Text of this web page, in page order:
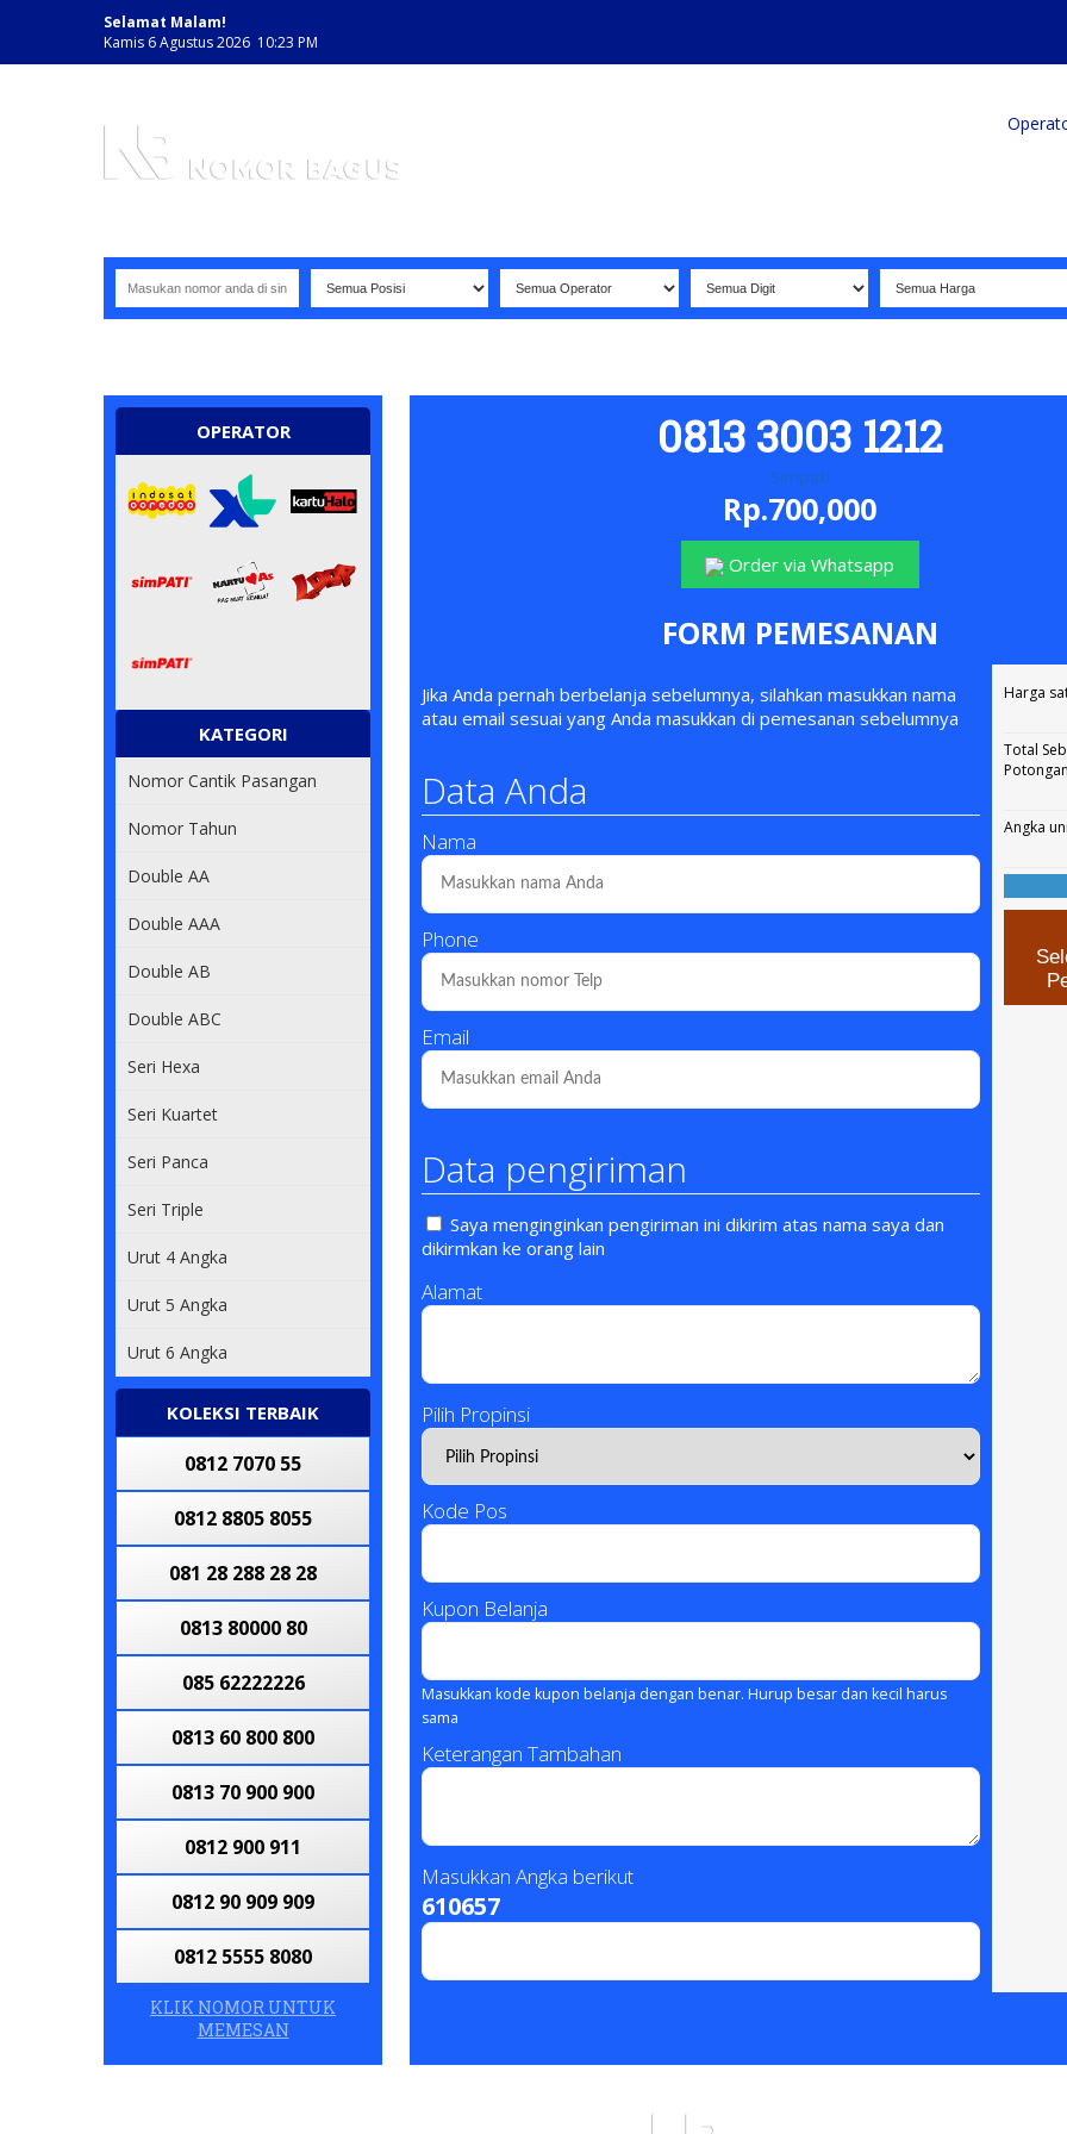
Selamat Malam!
Kamis 6 Agustus 2026 10:23 PM
OPERATOR
KATEGORI
Nomor Cantik Pasangan
Nomor Tahun
Double AA
Double AAA
Double AB
Double ABC
Seri Hexa
Seri Kuartet
Seri Panca
Seri Triple
Urut 4 Angka
Urut 5 Angka
Urut 6 Angka
KOLEKSI TERBAIK
0813 60 800 800
0813 70 900 900
0812 900 911
0812 90 909 909
082 280000028
085 60606 0000
0812 80 1168
0812 2882 2882
0812 7070 55
0812 8805 8055
081 28 288 28 28
0813 80000 80
085 62222226
0813 60 800 800
0813 70 900 900
0812 900 911
0812 90 909 909
0812 5555 8080
0813 8878 8878
082 280000028
KLIK NOMOR UNTUK
MEMESAN
0813 3003 1212
Simpati
Rp.700,000
Order via Whatsapp
FORM PEMESANAN
Jika Anda pernah berbelanja sebelumnya, silahkan masukkan nama
atau email sesuai yang Anda masukkan di pemesanan sebelumnya
Data Anda
Nama
Phone
Email
Data pengiriman
Saya menginginkan pengiriman ini dikirim atas nama saya dan
dikirmkan ke orang lain
Alamat
Pilih Propinsi
Kode Pos
Kupon Belanja
Masukkan kode kupon belanja dengan benar. Hurup besar dan kecil harus
sama
Keterangan Tambahan
Masukkan Angka berikut
610657
Harga
Total
Potongan
Angka